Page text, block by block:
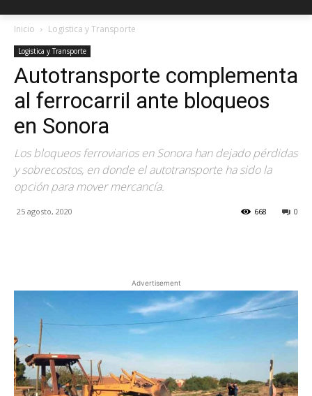
Inicio Logistica y Transporte
Logistica y Transporte
Autotransporte complementa
al ferrocarril ante bloqueos
en Sonora
Los bloqueos ferroviarios en Sonora han dejado pérdidas
y sobrecostos, en donde el autotransporte ha sido la
opción para mover mercancía.
25 agosto, 2020 0
668
Advertisement